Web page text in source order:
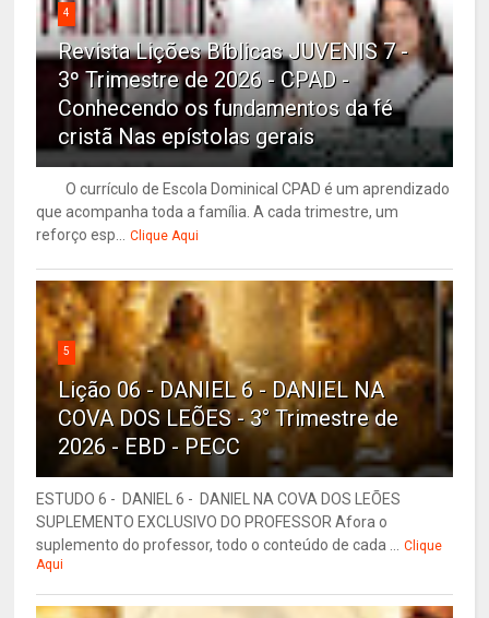
4
Revista Lições Bíblicas JUVENIS 7 -
3º Trimestre de 2026 - CPAD -
Conhecendo os fundamentos da fé
cristã Nas epístolas gerais
O currículo de Escola Dominical CPAD é um aprendizado
que acompanha toda a família. A cada trimestre, um
reforço esp... Clique Aqui
5
Lição 06 - DANIEL 6 - DANIEL NA
COVA DOS LEÕES - 3° Trimestre de
2026 - EBD - PECC
ESTUDO 6 - DANIEL 6 - DANIEL NA COVA DOS LEÕES
SUPLEMENTO EXCLUSIVO DO PROFESSOR Afora o
suplemento do professor, todo o conteúdo de cada ... Clique
Aqui